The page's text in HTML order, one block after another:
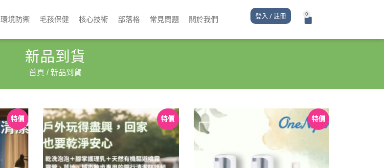
環境防禦 毛孩保健 核心技術 部落格 常見問題 關於我們 登入 / 註冊
新品到貨
首頁 / 新品到貨
特價 特價 特價